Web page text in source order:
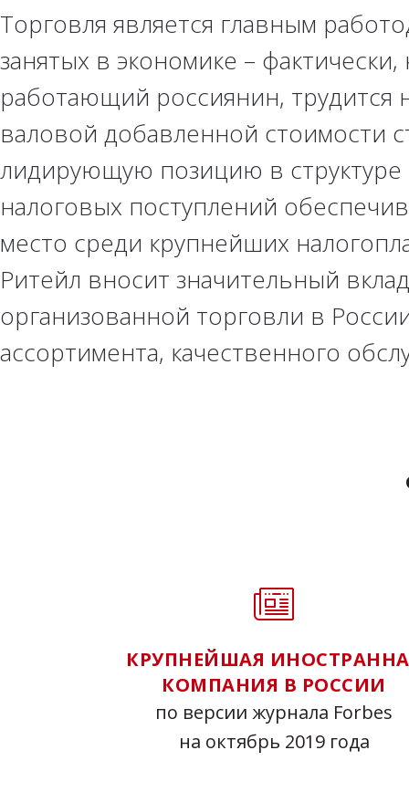
Торговля является главным
занятых в экономике –
работающий россиянин, трудится
валовой добавленной стоимости
лидирующую позицию в структуре
налоговых поступлений
место среди крупнейших
Ритейл вносит значительный
организованной торговли в
ассортимента, качественного
КРУПНЕЙШАЯ
КОМПАНИЯ В РОССИИ
по версии журнала Forbes
на октябрь 2019 года